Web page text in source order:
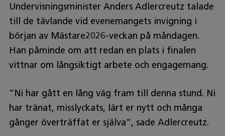
Undervisningsminister Anders Adlercreutz talade
till de tävlande vid evenemangets invigning i
början av Mästare2026-veckan på måndagen.
Han påminde om att redan en plats i finalen
vittnar om långsiktigt arbete och engagemang.
”Ni har gått en lång väg fram till denna stund. Ni
har tränat, misslyckats, lärt er nytt och många
gånger överträffat er själva”, sade Adlercreutz.